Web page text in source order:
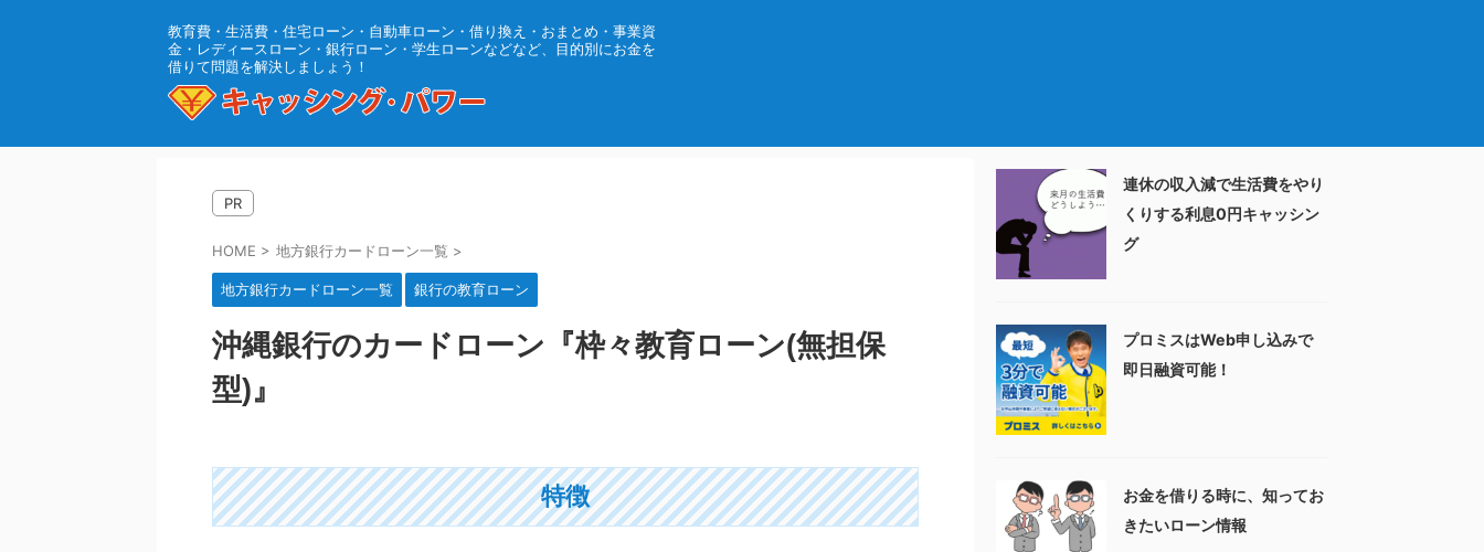
教育費・生活費・住宅ローン・自動車ローン・借り換え・おまとめ・事業資
金・レディースローン・銀行ローン・学生ローンなどなど、目的別にお金を
借りて問題を解決しましょう！
PR
HOME > 地方銀行カードローン一覧 >
地方銀行カードローン一覧 銀行の教育ローン
沖縄銀行のカードローン『枠々教育ローン(無担保
型)』
特徴
連休の収入減で生活費をやり
くりする利息0円キャッシン
グ
プロミスはWeb申し込みで
即日融資可能！
お金を借りる時に、知ってお
きたいローン情報